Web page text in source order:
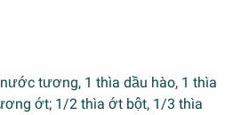
tương, 1 thìa dầu hào, 1 thìa
ớt; 1/2 thìa ớt bột, 1/3 thìa